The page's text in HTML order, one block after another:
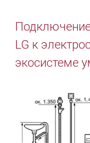
LG к
экосистеме